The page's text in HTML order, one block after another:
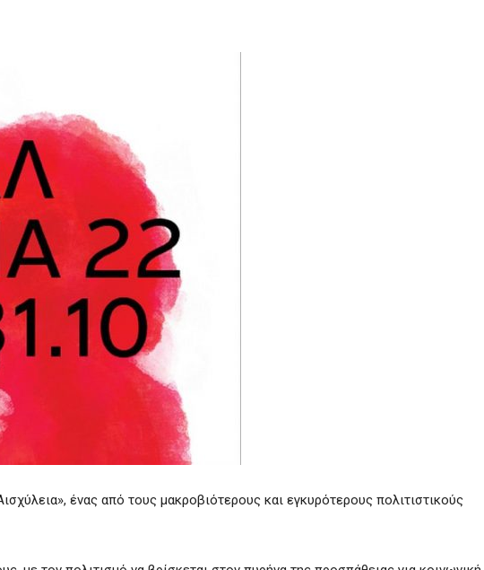
ένας από τους μακροβιότερους και εγκυρότερους πολιτιστικούς